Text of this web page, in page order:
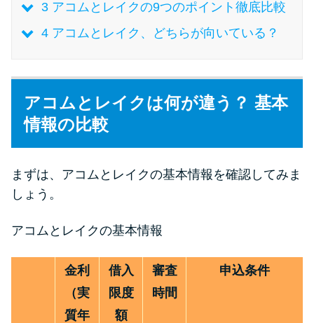
最速！最短40分で借りられるカ
ードローン
特集ページ一覧
種類や特徴で探す
銀行カードローンを選ぶべき4つ
の理由
お金を借りる3つのポイント
種類・特徴別一覧
その他コラム
3アコムとレイクの9つのポイント徹底比較
4アコムとレイク、どちらが向いている？
アコムとレイクは何が違う？ 基本
情報の比較
まずは、アコムとレイクの基本情報を確認してみま
しょう。
アコムとレイクの基本情報
金利
（実
質年
借入
限度
額
審査
時間
申込条件